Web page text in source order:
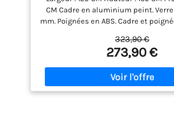
CM Cadre en aluminium peint.
mm. Poignées en ABS. Cadre et
réversible. Ouverture centrale
coulissante. Fermeture magnétique
Blocages rapides inférieurs.
supérieur. Réglage de -2cm par côté.
anti-goutte. Le bac à douche n'est
323,90 €
273,90 €